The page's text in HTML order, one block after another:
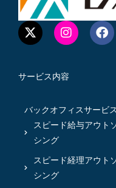
サービス内容
バックオフィスサービス
スピード給与アウト
シング
スピード経理アウト
シング